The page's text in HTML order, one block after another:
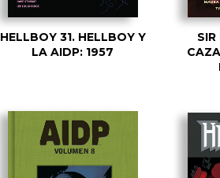
HELLBOY 31. HELLBOY Y
LA AIDP: 1957
SIR